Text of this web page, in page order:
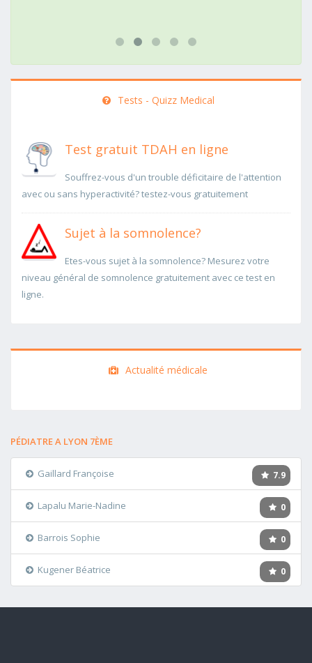
Tests - Quizz Medical
Test gratuit TDAH en ligne
Souffrez-vous d'un trouble déficitaire de l'attention
avec ou sans hyperactivité? testez-vous gratuitement
Sujet à la somnolence?
Etes-vous sujet à la somnolence? Mesurez votre
niveau général de somnolence gratuitement avec ce test en
ligne.
Actualité médicale
PÉDIATRE A LYON 7ÈME
7.9
Gaillard Françoise
0
Lapalu Marie-Nadine
0
Barrois Sophie
0
Kugener Béatrice